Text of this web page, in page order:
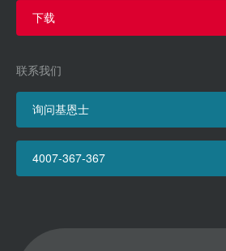
下载
联系我们
询问基恩士
4007-367-367